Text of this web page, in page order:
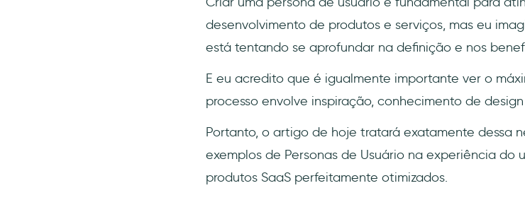
desenvolvimento de produtos e serviços, mas eu
está tentando se aprofundar na definição e nos
E eu acredito que é igualmente importante ver o
processo envolve inspiração, conhecimento de
Portanto, o artigo de hoje tratará exatamente dessa
exemplos de Personas de Usuário na experiência do
produtos SaaS perfeitamente otimizados.